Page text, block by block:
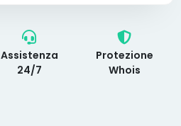
Assistenza
24/7
Protezione
Whois